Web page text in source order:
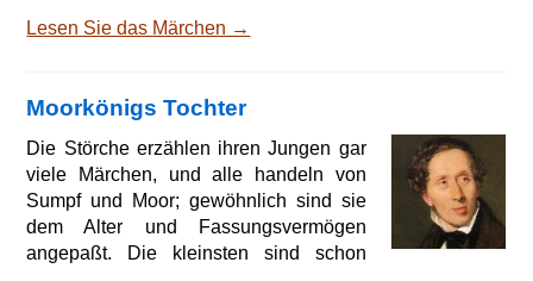
waren so abgenutzt, und der fand seine
war neben das alte, gedruckte in den
großen Büchschrank gestellt worden, in
dem so viele gelehrte Bücher und
unterhaltende Bücher standen, aber das
alte ABC wollte wohl nicht Nachb
Lesen Sie das Märchen →
Moorkönigs Tochter
Die Störche erzählen ihren Jungen gar
viele Märchen, und alle handeln von
Sumpf und Moor; gewöhnlich sind sie
dem Alter und Fassungsvermögen
angepaßt. Die kleinsten sind schon